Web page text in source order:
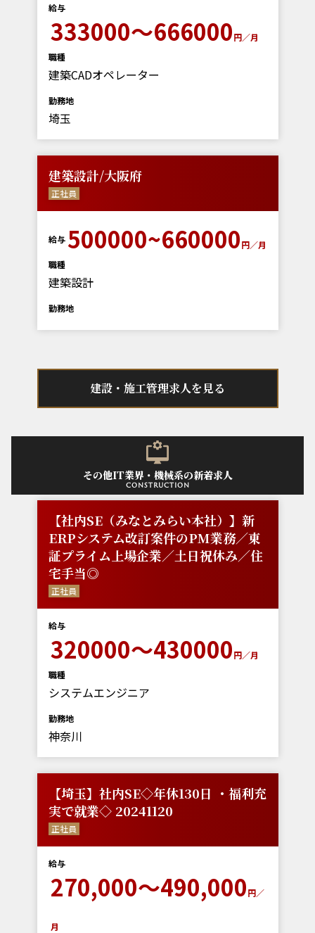
給与
333000～666000円／月
職種
建築CADオペレーター
勤務地
埼玉
建築設計/大阪府
正社員
給与 500000~660000円／月
職種
建築設計
勤務地
建設・施工管理求人を見る
その他IT業界・機械系の新着求人
construction
【社内SE（みなとみらい本社）】新
ERPシステム改訂案件のPM業務／東
証プライム上場企業／土日祝休み／住
宅手当◎
正社員
給与
320000～430000円／月
職種
システムエンジニア
勤務地
神奈川
【埼玉】社内SE◇年休130日 ・福利充
実で就業◇ 20241120
正社員
給与
270,000～490,000円／
月